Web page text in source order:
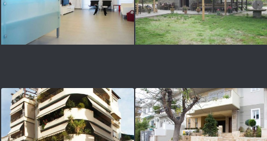
ΕΠΑΓΓΕΛΜΑΤΙΚΟΙ ΧΩΡΟΙ ΕΠΑΓΓΕΛΜΑΤΙΚΟΙ ΧΩΡΟΙ